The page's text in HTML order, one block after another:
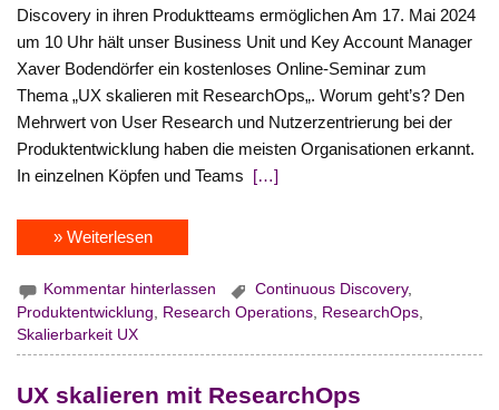
Discovery in ihren Produktteams ermöglichen Am 17. Mai 2024
um 10 Uhr hält unser Business Unit und Key Account Manager
Xaver Bodendörfer ein kostenloses Online-Seminar zum
Thema „UX skalieren mit ResearchOps„. Worum geht’s? Den
Mehrwert von User Research und Nutzerzentrierung bei der
Produktentwicklung haben die meisten Organisationen erkannt.
In einzelnen Köpfen und Teams […]
» Weiterlesen
Kommentar hinterlassen Continuous Discovery,
Produktentwicklung
Research Operations ResearchOps
Skalierbarkeit UX
UX skalieren mit ResearchOps